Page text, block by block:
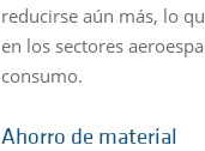
reducirse aún más, lo
en los sectores
consumo.
Ahorro de material